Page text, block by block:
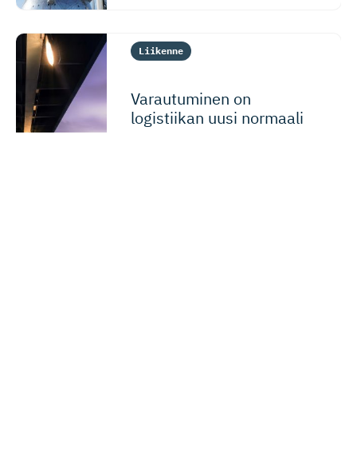
Varautuminen on
logistiikan uusi normaali
Liikenne